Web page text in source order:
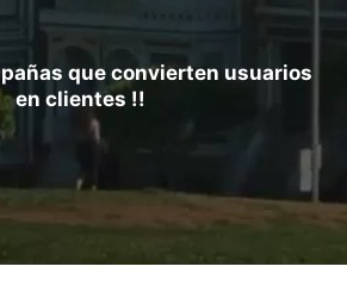
que convierten usuarios
en clientes !!